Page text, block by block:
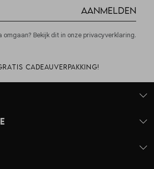
Aanmelden
omgaan? Bekijk dit in onze privacyverklaring.
cadeauverpakking!